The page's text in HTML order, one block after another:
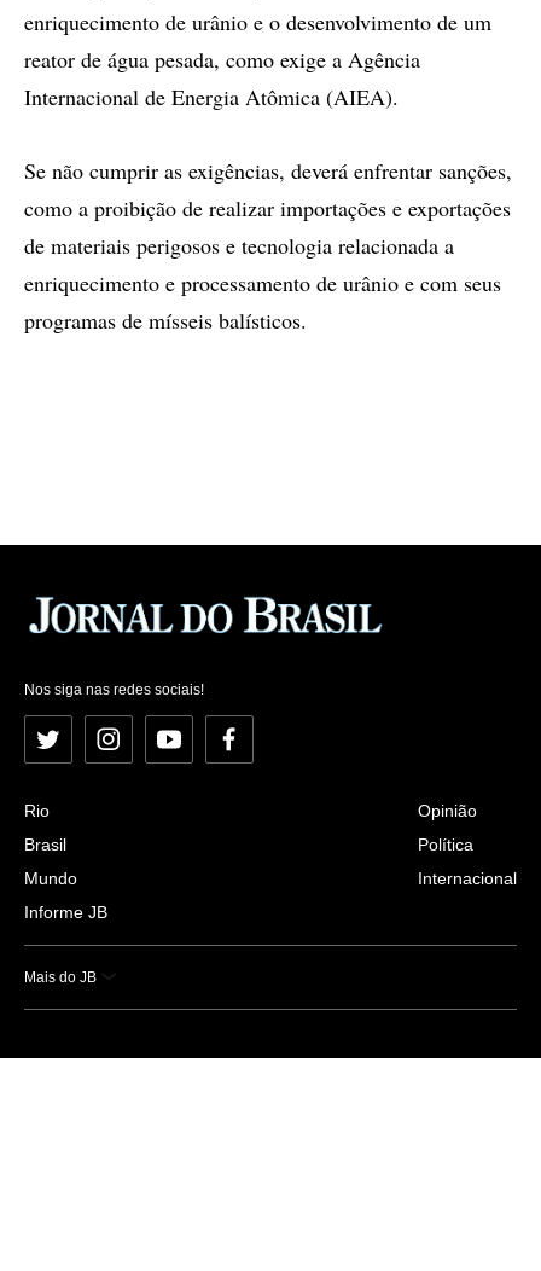
enriquecimento de urânio e o desenvolvimento de um
reator de água pesada, como exige a Agência
Internacional de Energia Atômica (AIEA).
Se não cumprir as exigências, deverá enfrentar sanções,
como a proibição de realizar importações e exportações
de materiais perigosos e tecnologia relacionada a
enriquecimento e processamento de urânio e com seus
programas de mísseis balísticos.
Nos siga nas redes sociais!
Twitter InstagramYouTubeFacebook
Rio
Brasil
Mundo
Informe JB
Opinião
Política
Internacional
Mais do JB
Esportes